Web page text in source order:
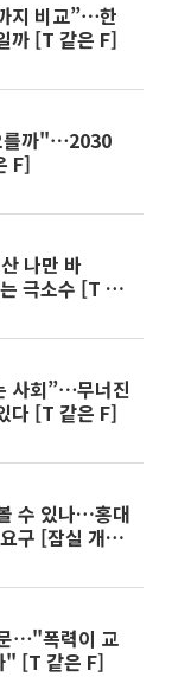
지 비교”⋯한
까 [T 같은 F]
를까"⋯2030
F]
나만 바
극소수 [T 같
사회”⋯무너진
다 [T 같은 F]
수 있나…홍대
구 [잠실 개표
⋯"폭력이 교
" [T 같은 F]